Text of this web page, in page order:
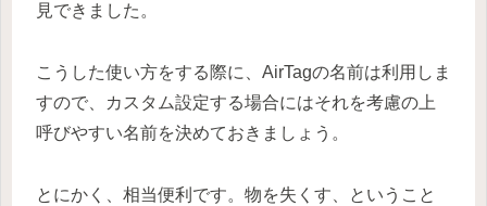
見できました。
こうした使い方をする際に、AirTagの名前は利用しま
すので、カスタム設定する場合にはそれを考慮の上
呼びやすい名前を決めておきましょう。
とにかく、相当便利です。物を失くす、ということ